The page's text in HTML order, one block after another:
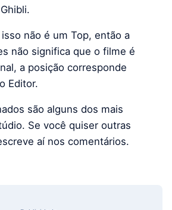
não é um Top, então a
não significa que o filme é
a posição corresponde
Editor.
são alguns dos mais
Se você quiser outras
aí nos comentários.